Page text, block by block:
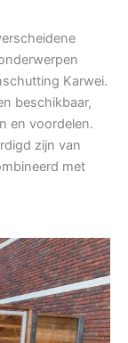
Karwei.
beschikbaar,
en voordelen.
zijn van
met